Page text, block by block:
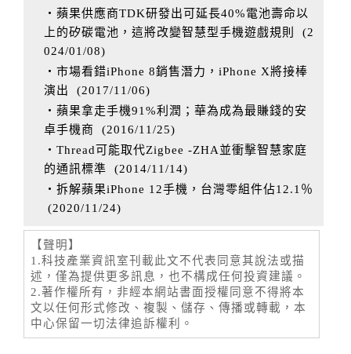
‧蘋果供應商TDK研發出可延長40%電池壽命以
上的矽碳電池，這將改變智慧型手機遊戲規則
(2
024/01/08)
‧市場看錯iPhone 8銷售潛力，iPhone X將接棒
演出
(2017/11/06)
‧蘋果拿走手機91%利潤；華為成為最賺錢的安
卓手機商
(2016/11/25)
‧Thread可能取代Zigbee -ZHA並衝擊智慧家庭
的通訊標準 (2014/11/14)
‧拆解蘋果iPhone 12手機，台灣零組件佔12.1％
(2020/11/24)
【聲明】
1.科技產業資訊室刊載此文不代表同意其說法或描
述，僅為提供更多訊息，也不構成任何投資建議。
2.著作權所有，非經本網站書面授權同意不得將本
文以任何形式修改、複製、儲存、傳播或轉載，本
中心保留一切法律追訴權利。